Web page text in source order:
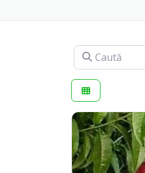
Caută